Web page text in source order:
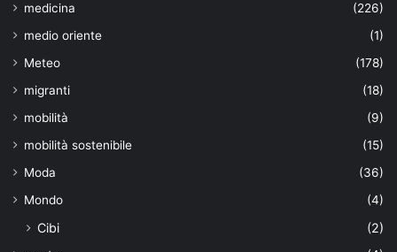
medicina
(226)
medio oriente
(1)
Meteo
(178)
migranti
(18)
mobilità
(9)
mobilità sostenibile
(15)
Moda
(36)
Mondo
(4)
Cibi (2)